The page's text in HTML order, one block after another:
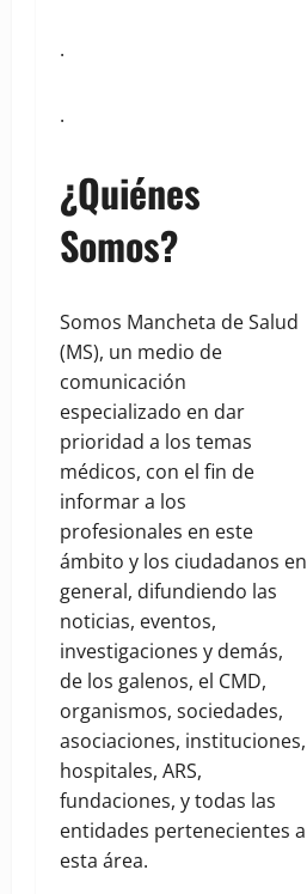
.
.
¿Quiénes
Somos?
Somos Mancheta de Salud
(MS), un medio de
comunicación
especializado en dar
prioridad a los temas
médicos, con el fin de
informar a los
profesionales en este
ámbito y los ciudadanos en
general, difundiendo las
noticias, eventos,
investigaciones y demás,
de los galenos, el CMD,
organismos, sociedades,
asociaciones, instituciones,
hospitales, ARS,
fundaciones, y todas las
entidades pertenecientes a
esta área.